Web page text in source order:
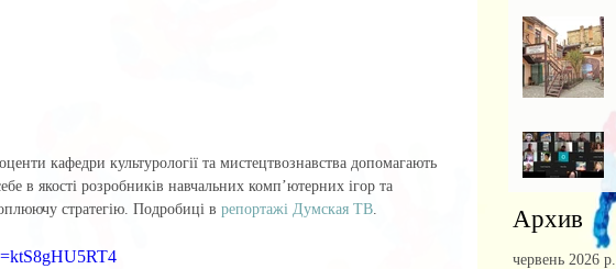
в якості розробників навчальних комп’ютерних ігор та
стратегію. Подробиці в репортажі Думская ТВ Архив
червень 2026 р.